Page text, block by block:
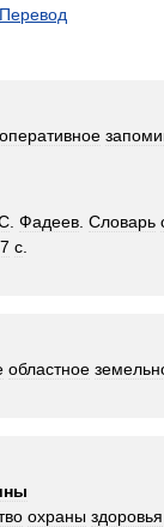
Перевод
оперативное
Фадеев Словарь
с
областное
охраны здоровья